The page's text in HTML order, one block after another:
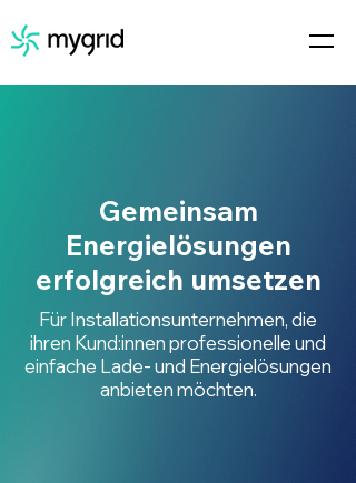
Gemeinsam
Energielösungen
erfolgreich umsetzen
Für Installationsunternehmen, die
ihren Kund:innen professionelle und
einfache Lade- und Energielösungen
anbieten möchten.